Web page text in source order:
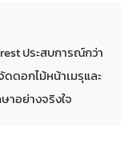
ประสบการณ์กว่า
ดอกไม้หน้าเมรุและ
าอย่างจริงใจ